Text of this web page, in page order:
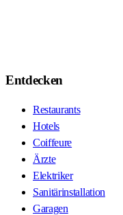
Entdecken
Restaurants
Hotels
Coiffeure
Ärzte
Elektriker
Sanitärinstallation
Garagen